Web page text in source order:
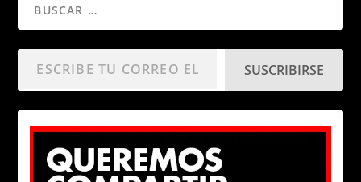
SUSCRIBIRSE